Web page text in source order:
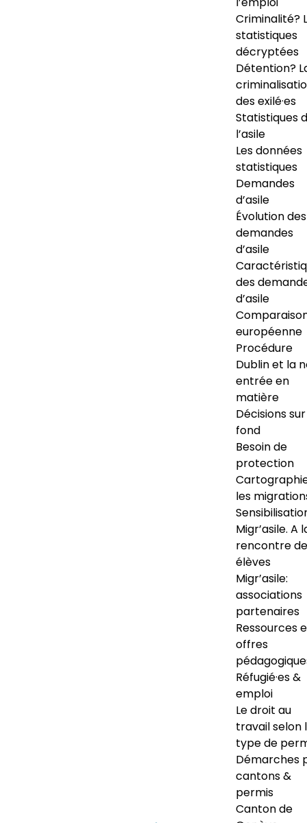
Criminalité?
statistiques
décryptées
Détention?
des exilé·es
Statistiques
l’asile
Les données
statistiques
Demandes
d’asile
Évolution des
demandes
d’asile
des
d’asile
européenne
Procédure
Dublin et la
entrée en
matière
Décisions
fond
Besoin de
protection
les
Migr’asile. A
rencontre
élèves
Migr’asile:
associations
partenaires
Ressources
offres
Réfugié·es &
emploi
Le droit au
travail selon
type de
Démarches
cantons &
permis
Canton de